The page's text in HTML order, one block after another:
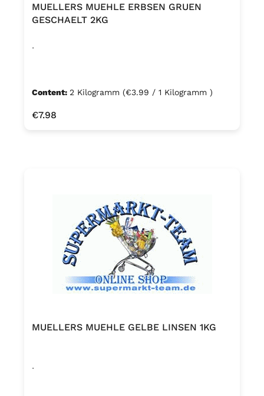
MUELLERS MUEHLE ERBSEN GRUEN
GESCHAELT 2KG
.
Content: 2 Kilogramm (€3.99 / 1 Kilogramm )
Regular price:
€7.98
MUELLERS MUEHLE GELBE LINSEN 1KG
.